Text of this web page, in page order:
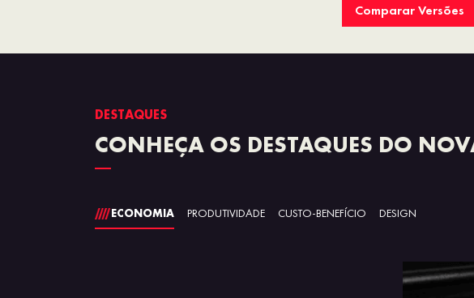
Comparar Versões
DESTAQUES
CONHEÇA OS DESTAQUES DO
ECONOMIA PRODUTIVIDADE CUSTO-BENEFÍCIO DESIGN